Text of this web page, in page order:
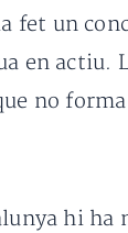
fet un
en actiu.
no
hi ha